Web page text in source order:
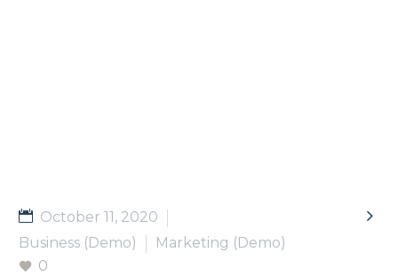

October 11, 2020
Business (Demo)
Marketing (Demo)
0